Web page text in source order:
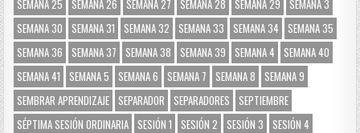
SEMANA 25
SEMANA 26 SEMANA 27 SEMANA 28 SEMANA 29
SEMANA 3
SEMANA 30
SEMANA 31 SEMANA 32 SEMANA 33 SEMANA 34
SEMANA 35
SEMANA 36
SEMANA 37 SEMANA 38 SEMANA 39 SEMANA 4
SEMANA 40
SEMANA 41
SEMANA 5 SEMANA 6 SEMANA 7 SEMANA 8
SEMANA 9
SEMBRAR APRENDIZAJE SEPARADOR SEPARADORES
SEPTIEMBRE
SÉPTIMA SESIÓN ORDINARIA SESIÓN 1 SESIÓN 2 SESIÓN 3
SESIÓN 4